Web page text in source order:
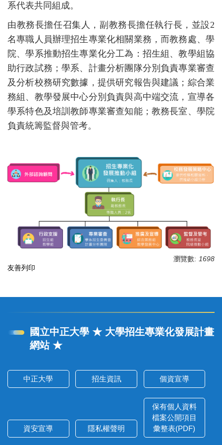
系代表共同組成。
由教務長擔任召集人，副教務長擔任執行長，並設2
名專職人員辦理招生專業化相關業務，而教務處、學
院、學系推動招生專業化分工為：招生組、教學組協
助行政試務；學系、計畫分析團隊分別負責專業審查
及分析校務研究數據，提供研究報告與建議；綜合業
務組、教學發展中心分別負責與高中端交流，宣導各
學系特色及培訓教師專業審查知能；教務長室、學院
負責統籌監督與管考。
瀏覽數: 1698
友善列印
國立中正大學 ★ 大學招生專業化發展計畫
網站 ★
中正大學 招生資訊 個資宣導
資安宣導 隱私權聲明
保有個人資料
檔案公開項目
彙整表(PDF)